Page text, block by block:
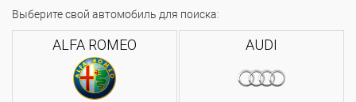
Выберите свой автомобиль для поиска:
ALFA ROMEO AUDI